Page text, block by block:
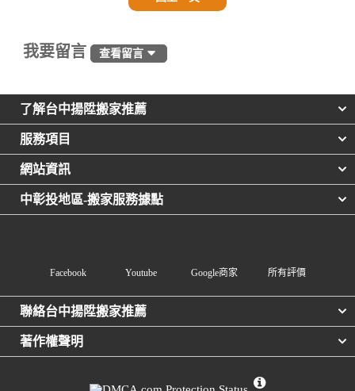
我要留言 查看留言
了解台中揚陞搬家推薦
服務項目
網站資訊
中彰投地區-搬家服務據點
Facebook Youtube Google商家 所有評價
聯絡台中揚陞搬家推薦
著作權聲明